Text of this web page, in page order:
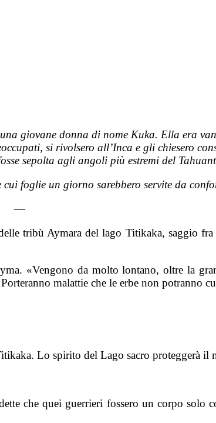
giovane donna di nome Kuka. Ella era
si rivolsero all’Inca e gli chiesero
sepolta agli angoli più estremi del
foglie un giorno sarebbero servite da
—
tribù Aymara del lago Titikaka, saggio
«Vengono da molto lontano, oltre la
malattie che le erbe non potranno
Lo spirito del Lago sacro proteggerà il
che quei guerrieri fossero un corpo solo